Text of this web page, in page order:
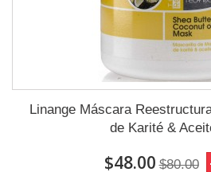
Linange Máscara
de Karité &
$48.00 $80.00